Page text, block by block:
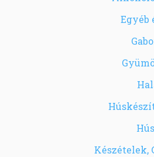
Egyéb
Készételek,